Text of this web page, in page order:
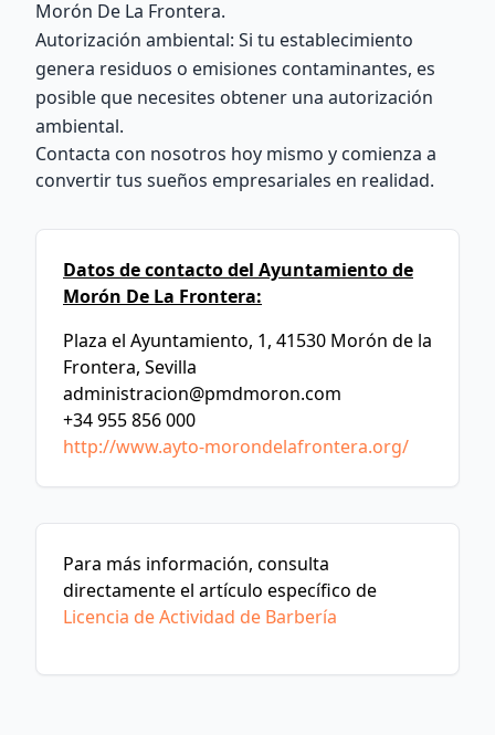
Morón De La Frontera.
Autorización ambiental: Si tu establecimiento
genera residuos o emisiones contaminantes, es
posible que necesites obtener una autorización
ambiental.
Contacta con nosotros hoy mismo y comienza a
convertir tus sueños empresariales en realidad.
Datos de contacto del Ayuntamiento de
Morón De La Frontera:
Plaza el Ayuntamiento, 1, 41530 Morón de la
Frontera, Sevilla
administracion@pmdmoron.com
+34 955 856 000
http://www.ayto-morondelafrontera.org/
Para más información, consulta
directamente el artículo específico de
Licencia de Actividad de Barbería